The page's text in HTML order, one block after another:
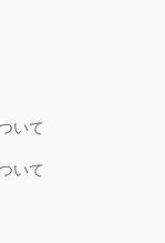
いて
いて